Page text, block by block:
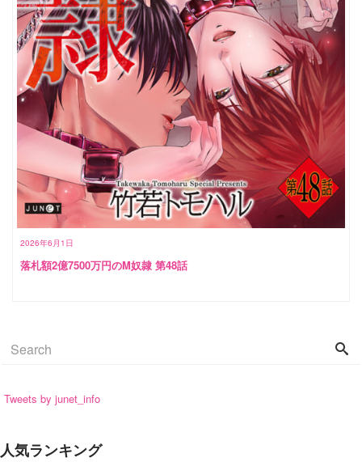
2026年6月1日
落札額2億7500万円のM奴隷 第48話
Tweets by junet_info
人気ランキング